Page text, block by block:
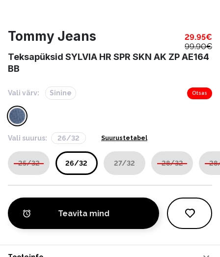
Tommy Jeans 29.95€
99.90€
Teksapüksid SYLVIA HR SPR SKN AK ZP AE164
BB
Vali värv: Sinine Otsas
Vali suurus: 26/32 Suurustetabel
25/32 26/32 27/32 28/32
Teavita mind